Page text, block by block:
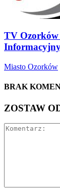
TV Ozorków
Miasto Ozorków
BRAK
ZOSTAW